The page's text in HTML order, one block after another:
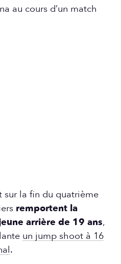
au cours d’un match
sur la fin du quatrième
remportent la
arrière de 19 ans,
un jump shoot à 16
.